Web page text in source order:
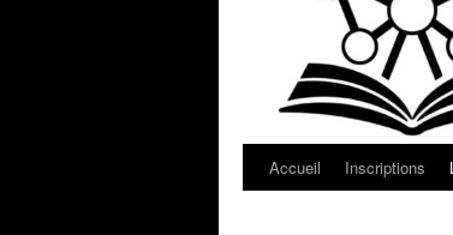
Accueil Inscriptions